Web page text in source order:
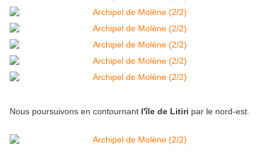
Nous poursuivons en contournant l'île de Litiri par le nord-est.